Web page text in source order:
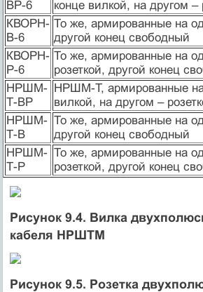
ВР-6
конце вилкой, на другом –
КВОРН-
В-6
То же, армированные на
другой конец свободный
КВОРН-
Р-6
То же, армированные на
розеткой, другой конец
НРШМ-
Т-ВР
НРШМ-Т, армированные
вилкой, на другом –
НРШМ-
Т-В
То же, армированные на
другой конец свободный
НРШМ-
Т-Р
То же, армированные на
розеткой, другой конец
Рисунок 9.4. Вилка
кабеля НРШТМ
Рисунок 9.5. Розетка